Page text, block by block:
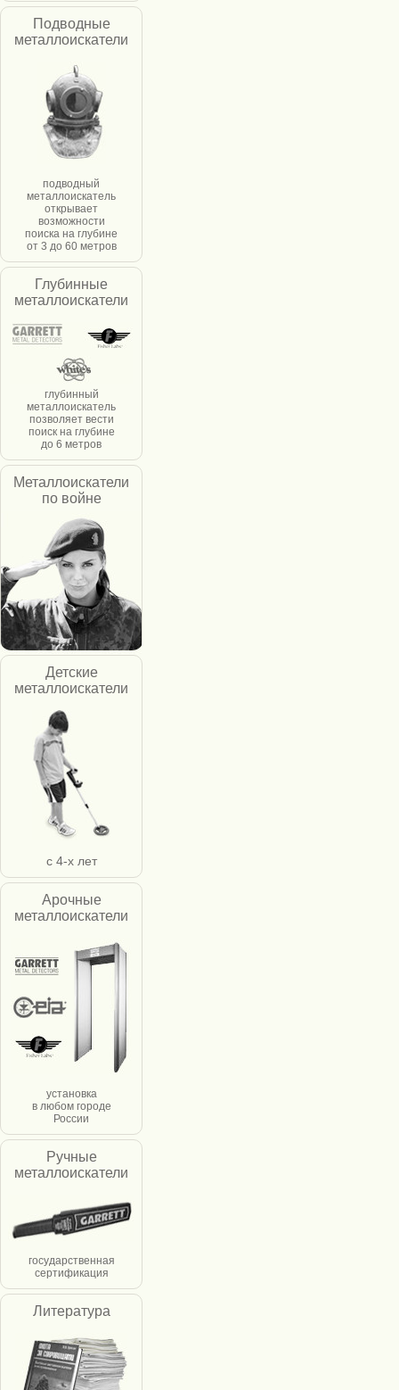
Подводные
металлоискатели
подводный
металлоискатель
открывает
возможности
поиска на глубине
от 3 до 60 метров
Глубинные
металлоискатели
глубинный
металлоискатель
позволяет вести
поиск на глубине
до 6 метров
Металлоискатели
по войне
Детские
металлоискатели
с 4-х лет
Арочные
металлоискатели
установка
в любом городе
России
Ручные
металлоискатели
государственная
сертификация
Литература